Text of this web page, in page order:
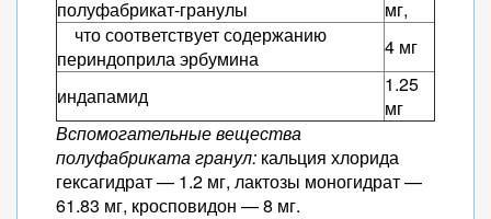
полуфабрикат-гранулы
мг,
что соответствует содержанию
периндоприла эрбумина
4 мг
индапамид
1.25
мг
Вспомогательные вещества
полуфабриката гранул: кальция хлорида
гексагидрат — 1.2 мг, лактозы моногидрат —
61.83 мг, кросповидон — 8 мг.